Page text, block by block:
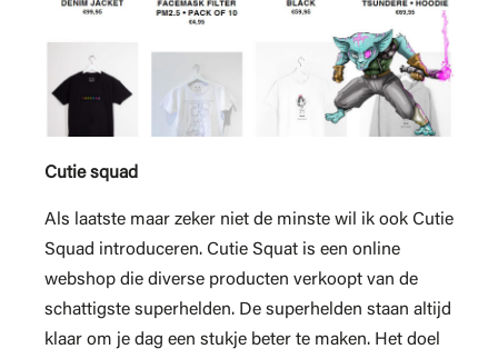
Cutie squad
Als laatste maar zeker niet de minste wil ik ook Cutie
Squad introduceren. Cutie Squat is een online
webshop die diverse producten verkoopt van de
schattigste superhelden. De superhelden staan altijd
klaar om je dag een stukje beter te maken. Het doel